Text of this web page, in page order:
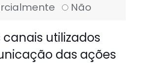
Não
canais utilizados
das ações